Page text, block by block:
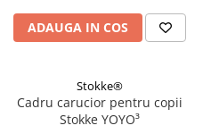
ADAUGA IN COS
Stokke®
Cadru carucior pentru copii
Stokke YOYO³